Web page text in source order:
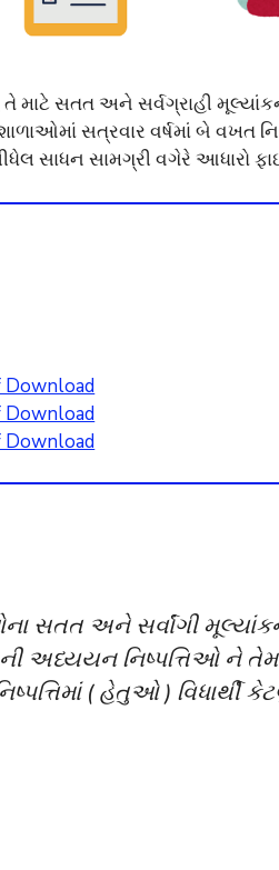
તે માટે સતત અને સર્વગ્રાહી
સત્રવાર વર્ષમાં બે વખત
સાધન સામગ્રી વગેરે આધારો
Download
Download
Download
સતત અને સર્વાંગી
નિષ્પત્તિઓ ને તેમાં
( હેતુઓ ) વિધાર્થી